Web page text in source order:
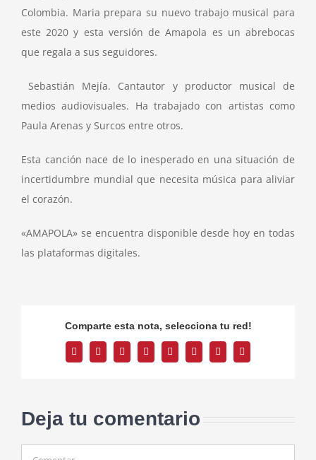
Colombia. Maria prepara su nuevo trabajo musical para
este 2020 y esta versión de Amapola es un abrebocas
que regala a sus seguidores.
Sebastián Mejía. Cantautor y productor musical de
medios audiovisuales. Ha trabajado con artistas como
Paula Arenas y Surcos entre otros.
Esta canción nace de lo inesperado en una situación de
incertidumbre mundial que necesita música para aliviar
el corazón.
«AMAPOLA» se encuentra disponible desde hoy en todas
las plataformas digitales.
Comparte esta nota, selecciona tu red!
FacebookTwitterRedditLinkedInTumblrPinterest
Vk
Correo
electrónico
Deja tu comentario